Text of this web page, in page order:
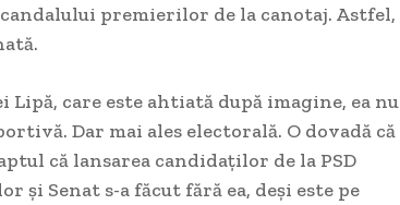
premierilor de la canotaj. Astfel,
Lipă, care este ahtiată după imagine, ea nu
Dar mai ales electorală. O dovadă că
că lansarea candidaților de la PSD
și Senat s-a făcut fără ea, deși este pe